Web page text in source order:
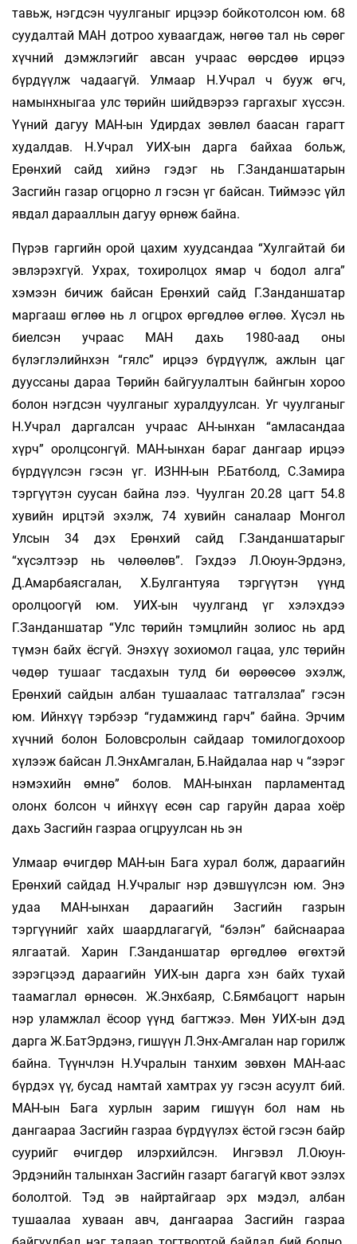
тавьж, нэгдсэн чуулганыг ирцээр бойкотолсон юм. 68
суудалтай МАН дотроо хуваагдаж, нөгөө тал нь сөрөг
хүчний дэмжлэгийг авсан учраас өөрсдөө ирцээ
бүрдүүлж чадаагүй. Улмаар Н.Учрал ч бууж өгч,
намынхныгаа улс төрийн шийдвэрээ гаргахыг хүссэн.
Үүний дагуу МАН-ын Удирдах зөвлөл баасан гарагт
худалдав. Н.Учрал УИХ-ын дарга байхаа больж,
Ерөнхий сайд хийнэ гэдэг нь Г.Занданшатарын
Засгийн газар огцорно л гэсэн үг байсан. Тиймээс үйл
явдал дарааллын дагуу өрнөж байна.
Пүрэв гаргийн орой цахим хуудсандаа “Хулгайтай би
эвлэрэхгүй. Ухрах, тохиролцох ямар ч бодол алга”
хэмээн бичиж байсан Ерөнхий сайд Г.Занданшатар
маргааш өглөө нь л огцрох өргөд­лөө өглөө. Хүсэл нь
биелсэн учраас МАН дахь 1980-аад оны
бүлэглэлийнхэн “гялс” ирцээ бүрдүүлж, ажлын цаг
дууссаны дараа Төрийн байгуулалтын байнгын хороо
болон нэгдсэн чуулганыг хуралдуулсан. Уг чуулганыг
Н.Учрал даргалсан учраас АН-ынхан “амласандаа
хүрч” оролцсонгүй. МАН-ынхан бараг дангаар ирцээ
бүрдүүлсэн гэсэн үг. ИЗНН-ын Р.Батболд, С.Замира
тэргүүтэн суусан байна лээ. Чуулган 20.28 цагт 54.8
хувийн ирцтэй эхэлж, 74 хувийн саналаар Монгол
Улсын 34 дэх Ерөнхий сайд Г.Занданшатарыг
“хүсэлтээр нь чөлөөлөв”. Гэхдээ Л.Оюун-Эрдэнэ,
Д.Амарбаясгалан, Х.Булгантуяа тэргүүтэн үүнд
оролцоогүй юм. УИХ-ын чуулганд үг хэлэхдээ
Г.Занданшатар “Улс төрийн тэмцлийн золиос нь ард
түмэн байх ёсгүй. Энэхүү зохиомол гацаа, улс төрийн
чөдөр тушааг тасдахын тулд би өөрөөсөө эхэлж,
Ерөнхий сайдын албан тушаалаас татгалзлаа” гэсэн
юм. Ийнхүү тэрбээр “гудамжинд гарч” байна. Эрчим
хүчний болон Боловсролын сайдаар томилогдохоор
хүлээж байсан Л.ЭнхАмгалан, Б.Найдалаа нар ч “зэрэг
нэмэхийн өмнө” болов. МАН-ынхан парламентад
олонх болсон ч ийнхүү есөн сар гаруйн дараа хоёр
дахь Засгийн газраа огцруулсан нь эн
Улмаар өчигдөр МАН-ын Бага хурал болж, дараагийн
Ерөнхий сайдад Н.Учралыг нэр дэвшүүлсэн юм. Энэ
удаа МАН-ынхан дараагийн Засгийн газрын
тэргүүнийг хайх шаардлагагүй, “бэлэн” байснаараа
ялгаатай. Харин Г.Занданшатар өргөдлөө өгөхтэй
зэрэгцээд дараагийн УИХ-ын дарга хэн байх тухай
таамаглал өрнөсөн. Ж.Энхбаяр, С.Бямбацогт нарын
нэр уламжлал ёсоор үүнд багтжээ. Мөн УИХ-ын дэд
дарга Ж.БатЭрдэнэ, гишүүн Л.Энх-Амгалан нар горилж
байна. Түүнчлэн Н.Учралын танхим зөвхөн МАН-аас
бүрдэх үү, бусад намтай хамтрах уу гэсэн асуулт бий.
МАН-ын Бага хурлын зарим гишүүн бол нам нь
дангаараа Засгийн газраа бүрдүүлэх ёстой гэсэн байр
суурийг өчигдөр илэрхийлсэн. Ингэвэл Л.Оюун-
Эрдэнийн талынхан Засгийн газарт багагүй квот эзлэх
бололтой. Тэд эв найртайгаар эрх мэдэл, албан
тушаалаа хуваан авч, дангаараа Засгийн газраа